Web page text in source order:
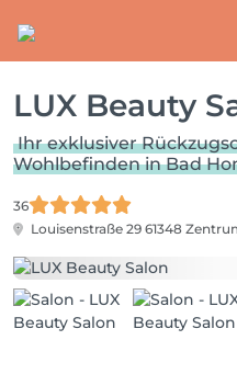
LUX Beauty
Ihr exklusiver
Wohlbefinden in Bad
36
Louisenstraße 29 61348